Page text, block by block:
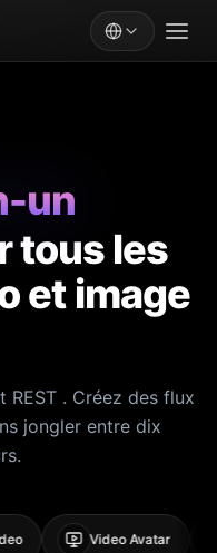
un
tous les
et image
. Créez des flux
jongler entre dix
Video Avatar